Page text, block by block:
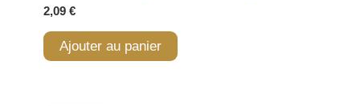
2,09 €
Ajouter au panier